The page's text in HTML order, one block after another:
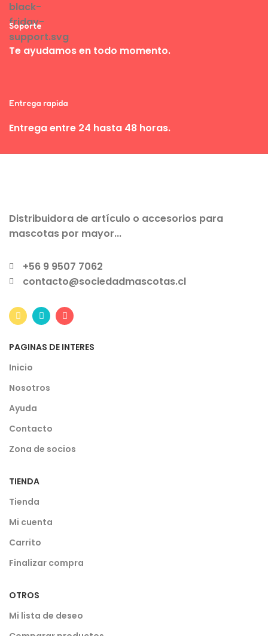
Soporte
Te ayudamos en todo momento.
Entrega rapida
Entrega entre 24 hasta 48 horas.
Distribuidora de artículo o accesorios para
mascotas por mayor...
+56 9 9507 7062
contacto@sociedadmascotas.cl
PAGINAS DE INTERES
Inicio
Nosotros
Ayuda
Contacto
Zona de socios
TIENDA
Tienda
Mi cuenta
Carrito
Finalizar compra
OTROS
Mi lista de deseo